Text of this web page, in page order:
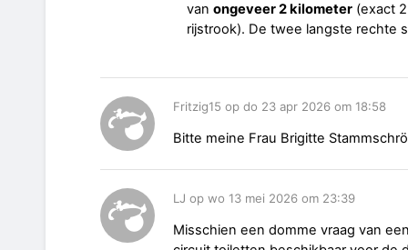
van ongeveer 2 kilometer(exact
rijstrook). De twee langste rechte
Fritzig15 op do 23 apr 2026 om 18:58
Bitte meine Frau Brigitte
LJ op wo 13 mei 2026 om 23:39
Misschien een domme vraag van